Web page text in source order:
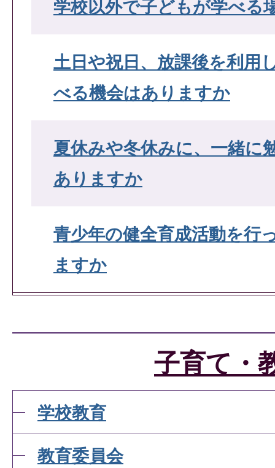
学校以外で子どもが学べる
土日や祝日、放課後を利用
べる機会はありますか
夏休みや冬休みに、一緒に
ありますか
青少年の健全育成活動を行
ますか
子育て・
学校教育
教育委員会